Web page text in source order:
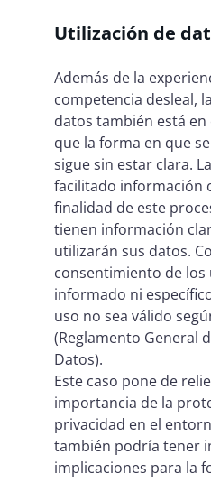
Utilización de
Además de la
competencia desleal,
datos también está
que la forma en que
sigue sin estar clara.
facilitado información
finalidad de este
tienen información
utilizarán sus datos.
consentimiento de los
informado ni
uso no sea válido
(Reglamento General
Datos).
Este caso pone de
importancia de la
privacidad en el
también podría tener
implicaciones para la